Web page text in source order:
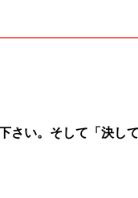
さい。そして「決し